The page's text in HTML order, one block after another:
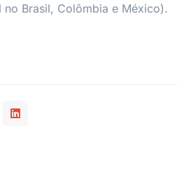
Brasil, Colômbia e México).